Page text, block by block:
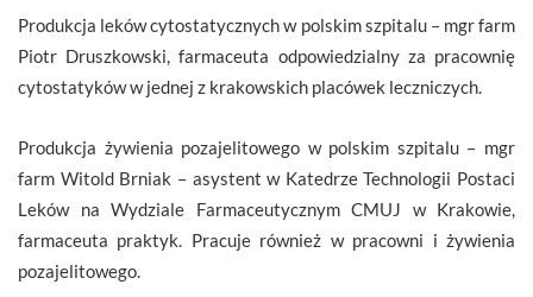
Produkcja leków cytostatycznych w polskim szpitalu – mgr farm
Piotr Druszkowski, farmaceuta odpowiedzialny za pracownię
cytostatyków w jednej z krakowskich placówek leczniczych.
Produkcja żywienia pozajelitowego w polskim szpitalu – mgr
farm Witold Brniak – asystent w Katedrze Technologii Postaci
Leków na Wydziale Farmaceutycznym CMUJ w Krakowie,
farmaceuta praktyk. Pracuje również w pracowni i żywienia
pozajelitowego.